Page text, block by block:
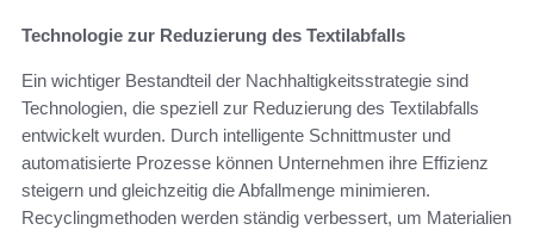
Technologie zur Reduzierung des Textilabfalls
Ein wichtiger Bestandteil der Nachhaltigkeitsstrategie sind
Technologien, die speziell zur Reduzierung des Textilabfalls
entwickelt wurden. Durch intelligente Schnittmuster und
automatisierte Prozesse können Unternehmen ihre Effizienz
steigern und gleichzeitig die Abfallmenge minimieren.
Recyclingmethoden werden ständig verbessert, um Materialien